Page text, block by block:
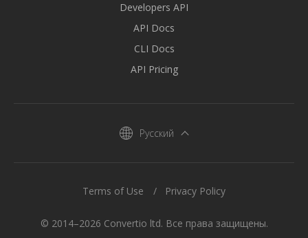
Developers API
API Docs
CLI Docs
API Pricing
Русский
© 2014–2026 Convertio ltd. Все права защищены.
Terms of Use Privacy Policy